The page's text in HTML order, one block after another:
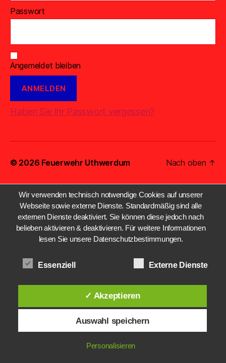
Passwort
Angemeldet bleiben
Haben Sie Ihr Passwort vergessen?
© 2026 Feuerwehr Uthwerdum Nach oben ↑
Wir verwenden technisch notwendige Cookies auf unserer
Webseite sowie externe Dienste. Standardmäßig sind alle
externen Dienste deaktiviert. Sie können diese jedoch nach
belieben aktivieren & deaktivieren. Für weitere Informationen
lesen Sie unsere Datenschutzbestimmungen.
Essenziell Externe Dienste
✓ Akzeptieren
Auswahl speichern
Personalisieren